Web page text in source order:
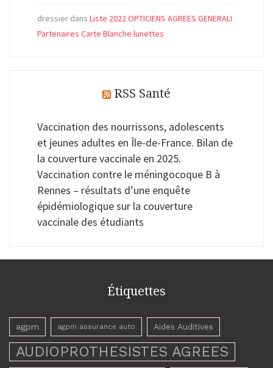
dressier dans Liste 2022 OPTICIENS AGREES GENERALI
Partenaires Carte Blanche lunettes
RSS Santé
Vaccination des nourrissons, adolescents
et jeunes adultes en Île-de-France. Bilan de
la couverture vaccinale en 2025.
Vaccination contre le méningocoque B à
Rennes – résultats d’une enquête
épidémiologique sur la couverture
vaccinale des étudiants
Étiquettes
agpm agpm assurance auto Aides Auditives
AUDIOPROTHESISTES AGREES